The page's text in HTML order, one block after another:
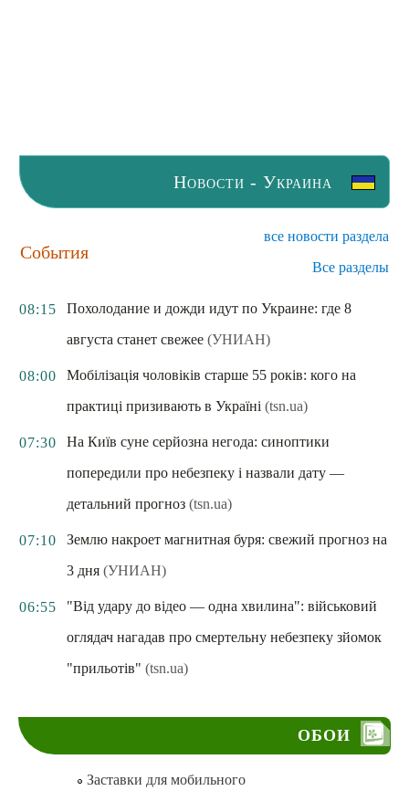
Новости - Украина
События
все новости раздела
Все разделы
08:15
Похолодание и дожди идут по Украине: где 8
августа станет свежее (УНИАН)
08:00
Мобілізація чоловіків старше 55 років: кого на
практиці призивають в Україні (tsn.ua)
07:30
На Київ суне серйозна негода: синоптики
попередили про небезпеку і назвали дату —
детальний прогноз (tsn.ua)
07:10
Землю накроет магнитная буря: свежий прогноз на
3 дня (УНИАН)
06:55
"Від удару до відео — одна хвилина": військовий
оглядач нагадав про смертельну небезпеку зйомок
"прильотів" (tsn.ua)
ОБОИ
Заставки для мобильного